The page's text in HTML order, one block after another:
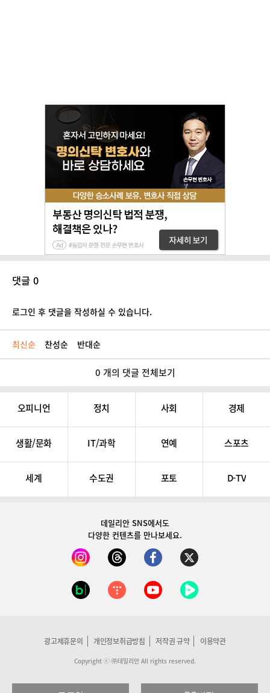
댓글 0
로그인 후 댓글을 작성하실 수 있습니다.
최신순 찬성순 반대순
0 개의 댓글 전체보기
오피니언 정치 사회 경제
생활/문화 IT/과학 연예 스포츠
세계 수도권 포토 D-TV
데일리안 SNS에서도
다양한 컨텐츠를 만나보세요.
광고제휴문의 개인정보취급방침 저작권 규약 이용약관
Copyright ⓒ ㈜데일리안 All rights reserved.